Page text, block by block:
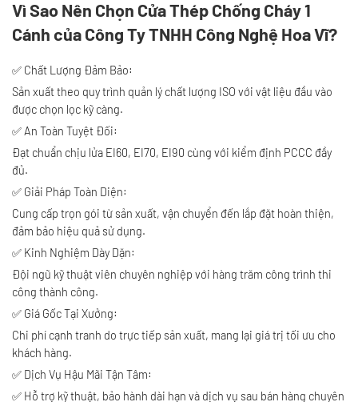
Vì Sao Nên Chọn Cửa Thép Chống Cháy 1
Cánh của Công Ty TNHH Công Nghệ Hoa Vĩ?
✅ Chất Lượng Đảm Bảo:
Sản xuất theo quy trình quản lý chất lượng ISO với vật liệu đầu vào
được chọn lọc kỹ càng.
✅ An Toàn Tuyệt Đối:
Đạt chuẩn chịu lửa EI60, EI70, EI90 cùng với kiểm định PCCC đầy
đủ.
✅ Giải Pháp Toàn Diện:
Cung cấp trọn gói từ sản xuất, vận chuyển đến lắp đặt hoàn thiện,
đảm bảo hiệu quả sử dụng.
✅ Kinh Nghiệm Dày Dặn:
Đội ngũ kỹ thuật viên chuyên nghiệp với hàng trăm công trình thi
công thành công.
✅ Giá Gốc Tại Xưởng:
Chi phí cạnh tranh do trực tiếp sản xuất, mang lại giá trị tối ưu cho
khách hàng.
✅ Dịch Vụ Hậu Mãi Tận Tâm:
✅ Hỗ trợ kỹ thuật, bảo hành dài hạn và dịch vụ sau bán hàng chuyên